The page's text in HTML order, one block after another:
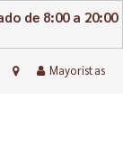
de 8:00 a 20:00
Mayoristas